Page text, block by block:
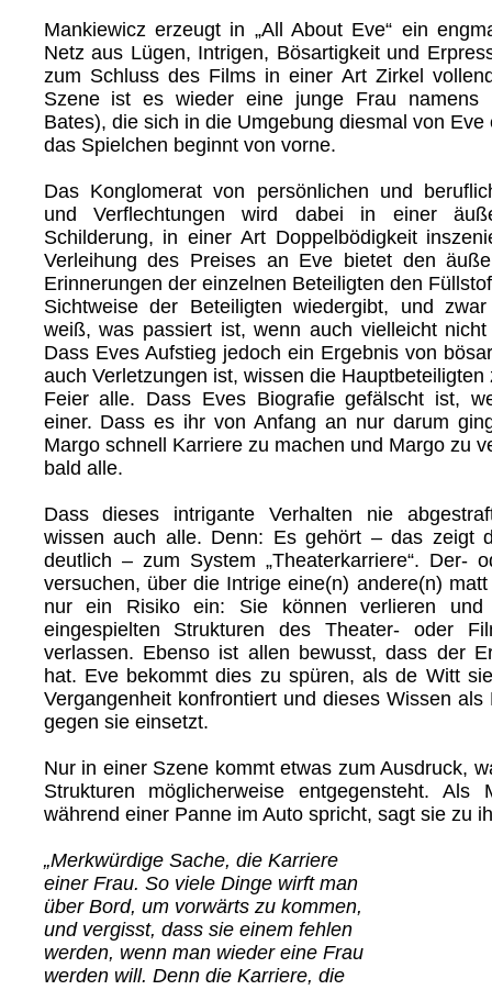
Mankiewicz erzeugt in „All About Eve“ ein
Netz aus Lügen, Intrigen, Bösartigkeit und
zum Schluss des Films in einer Art Zirkel
Szene ist es wieder eine junge Frau namens
Bates), die sich in die Umgebung diesmal von Eve
das Spielchen beginnt von vorne.
Das Konglomerat von persönlichen und
und Verflechtungen wird dabei in einer
Schilderung, in einer Art Doppelbödigkeit
Verleihung des Preises an Eve bietet den
Erinnerungen der einzelnen Beteiligten den
Sichtweise der Beteiligten wiedergibt, und
weiß, was passiert ist, wenn auch vielleicht
Dass Eves Aufstieg jedoch ein Ergebnis von
auch Verletzungen ist, wissen die Hauptbeteiligten
Feier alle. Dass Eves Biografie gefälscht ist,
einer. Dass es ihr von Anfang an nur darum
Margo schnell Karriere zu machen und Margo zu
bald alle.
Dass dieses intrigante Verhalten nie
wissen auch alle. Denn: Es gehört – das zeigt
deutlich – zum System „Theaterkarriere“. Der-
versuchen, über die Intrige eine(n) andere(n)
nur ein Risiko ein: Sie können verlieren
eingespielten Strukturen des Theater- oder
verlassen. Ebenso ist allen bewusst, dass der
hat. Eve bekommt dies zu spüren, als de Witt
Vergangenheit konfrontiert und dieses Wissen als
gegen sie einsetzt.
Nur in einer Szene kommt etwas zum Ausdruck,
Strukturen möglicherweise entgegensteht. Als
während einer Panne im Auto spricht, sagt sie zu
„Merkwürdige Sache, die Karriere
einer Frau. So viele Dinge wirft man
über Bord, um vorwärts zu kommen,
und vergisst, dass sie einem fehlen
werden, wenn man wieder eine Frau
werden will. Denn die Karriere, die